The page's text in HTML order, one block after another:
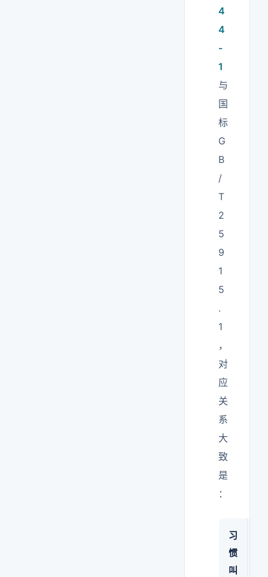
4
4
-
1
与
国
标
G
B
/
T
2
5
9
1
5
.
1
，
对
应
关
系
大
致
是
：
习
惯
叫